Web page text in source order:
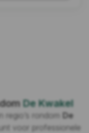
De Kwakel
regio’s rondom
De
voor professionele